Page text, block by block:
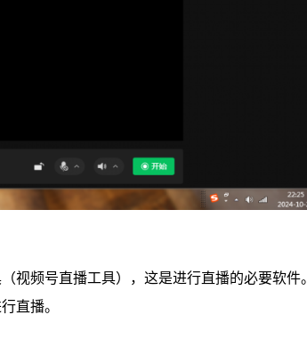
视频号直播工具），这是进行直播的必要软件。
直播。